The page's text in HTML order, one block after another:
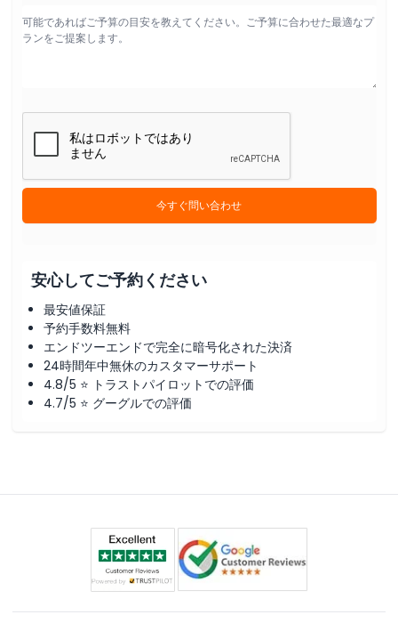
今すぐ問い合わせ
安心してご予約ください
最安値保証
予約手数料無料
エンドツーエンドで完全に暗号化された決済
24時間年中無休のカスタマーサポート
4.8/5 ⭐ トラストパイロットでの評価
4.7/5 ⭐ グーグルでの評価